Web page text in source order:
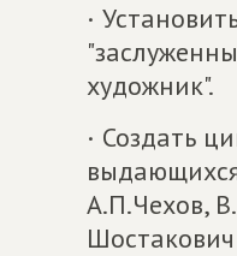
·
художник".
· Создать
А.П.Чехов,